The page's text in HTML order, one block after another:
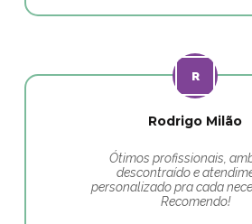
Rodrigo Milão
Ótimos profissionais,
descontraído e
personalizado pra cada
Recomendo!